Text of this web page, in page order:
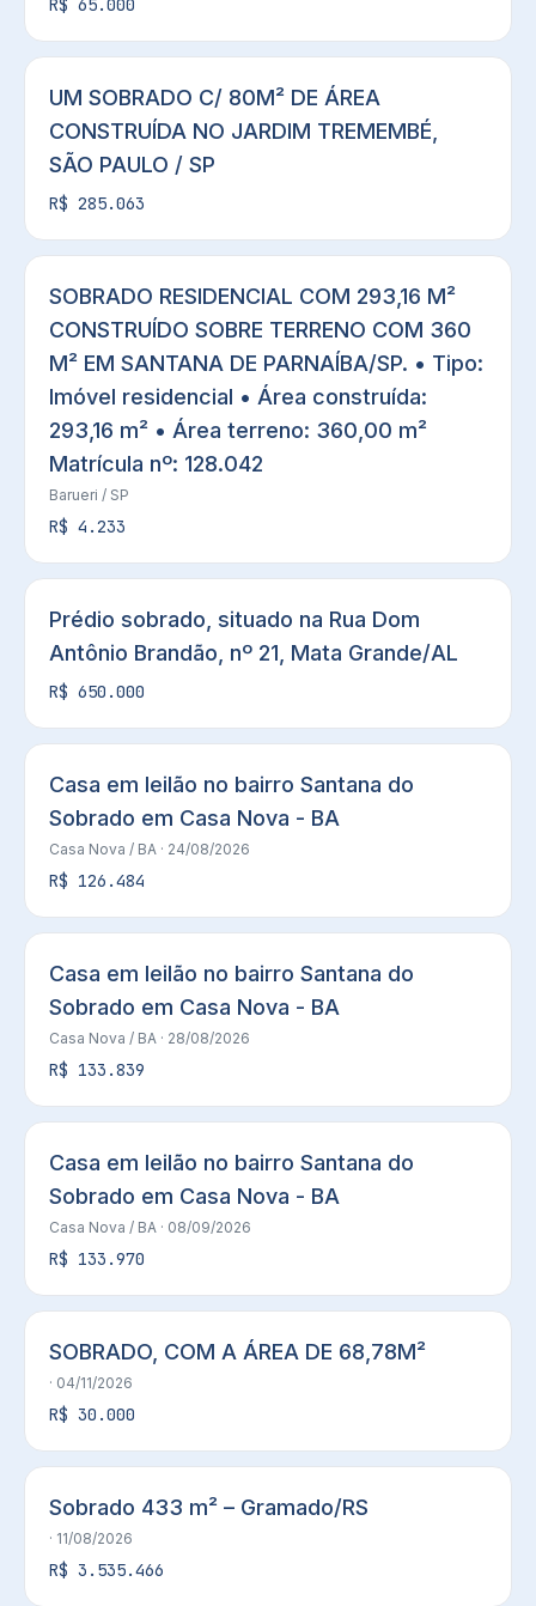
R$ 65.000
UM SOBRADO C/ 80M² DE ÁREA
CONSTRUÍDA NO JARDIM TREMEMBÉ,
SÃO PAULO / SP
R$ 285.063
SOBRADO RESIDENCIAL COM 293,16 M²
CONSTRUÍDO SOBRE TERRENO COM 360
M² EM SANTANA DE PARNAÍBA/SP. • Tipo:
Imóvel residencial • Área construída:
293,16 m² • Área terreno: 360,00 m²
Matrícula nº: 128.042
Barueri / SP
R$ 4.233
Prédio sobrado, situado na Rua Dom
Antônio Brandão, nº 21, Mata Grande/AL
R$ 650.000
Casa em leilão no bairro Santana do
Sobrado em Casa Nova - BA
Casa Nova / BA · 24/08/2026
R$ 126.484
Casa em leilão no bairro Santana do
Sobrado em Casa Nova - BA
Casa Nova / BA · 28/08/2026
R$ 133.839
Casa em leilão no bairro Santana do
Sobrado em Casa Nova - BA
Casa Nova / BA · 08/09/2026
R$ 133.970
SOBRADO, COM A ÁREA DE 68,78M²
· 04/11/2026
R$ 30.000
Sobrado 433 m² – Gramado/RS
· 11/08/2026
R$ 3.535.466